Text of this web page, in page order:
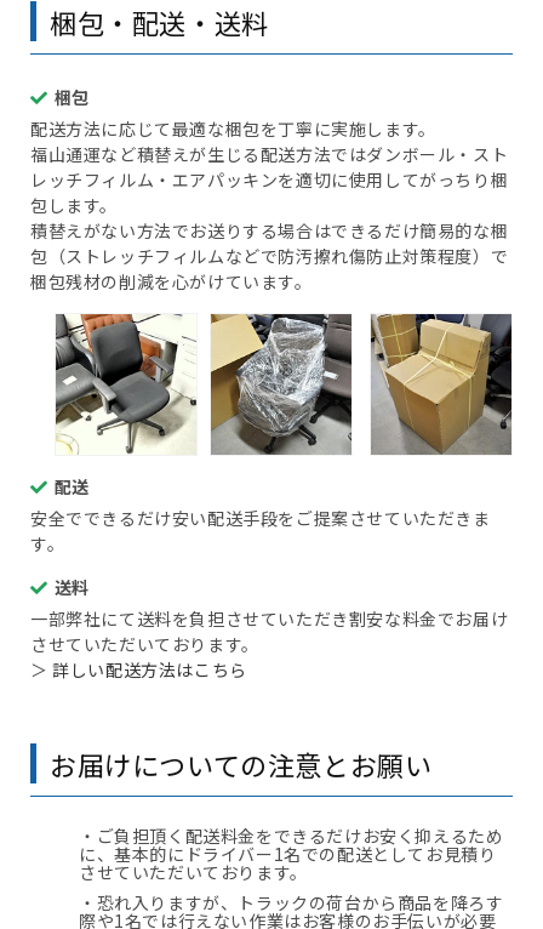
梱包・配送・送料
梱包
配送方法に応じて最適な梱包を丁寧に実施します。
福山通運など積替えが生じる配送方法ではダンボール・スト
レッチフィルム・エアパッキンを適切に使用してがっちり梱
包します。
積替えがない方法でお送りする場合はできるだけ簡易的な梱
包（ストレッチフィルムなどで防汚擦れ傷防止対策程度）で
梱包残材の削減を心がけています。
配送
安全でできるだけ安い配送手段をご提案させていただきま
す。
送料
一部弊社にて送料を負担させていただき割安な料金でお届け
させていただいております。
＞詳しい配送方法はこちら
お届けについての注意とお願い
・ご負担頂く配送料金をできるだけお安く抑えるため
に、基本的にドライバー1名での配送としてお見積り
させていただいております。
・恐れ入りますが、トラックの荷台から商品を降ろす
際や1名では行えない作業はお客様のお手伝いが必要